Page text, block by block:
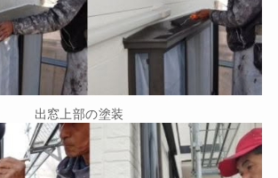
出窓上部の塗装